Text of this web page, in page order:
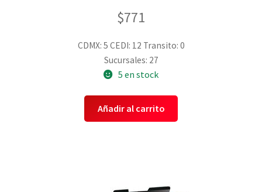
$771
CDMX: 5 CEDI: 12 Transito: 0
Sucursales: 27
5 en stock
Añadir al carrito